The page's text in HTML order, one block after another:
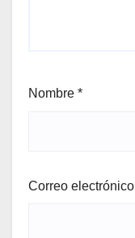
Nombre *
Correo electrónico